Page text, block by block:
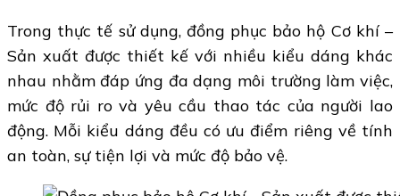
Trong thực tế sử dụng, đồng phục bảo hộ Cơ khí –
Sản xuất được thiết kế với nhiều kiểu dáng khác
nhau nhằm đáp ứng đa dạng môi trường làm việc,
mức độ rủi ro và yêu cầu thao tác của người lao
động. Mỗi kiểu dáng đều có ưu điểm riêng về tính
an toàn, sự tiện lợi và mức độ bảo vệ.